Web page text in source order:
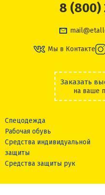
8 (800)
Мы в Контакте
Заказать
на ваше
Спецодежда
Рабочая обувь
Средства индивидуальной
защиты
Средства защиты рук